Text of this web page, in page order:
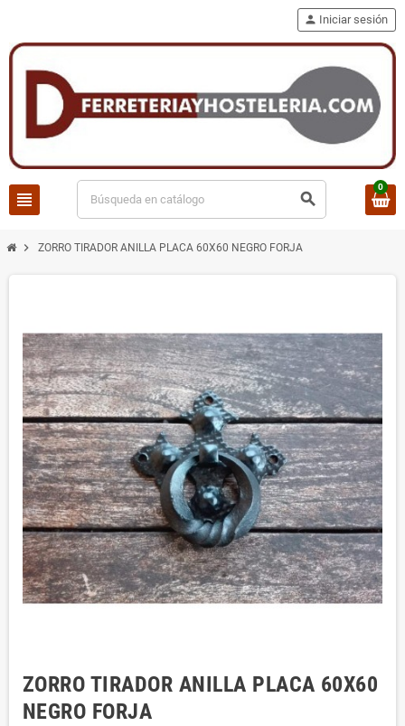
view_headline search
person Iniciar sesión
0
chevron_right ZORRO TIRADOR ANILLA PLACA 60X60 NEGRO FORJA
ZORRO TIRADOR ANILLA PLACA 60X60
NEGRO FORJA